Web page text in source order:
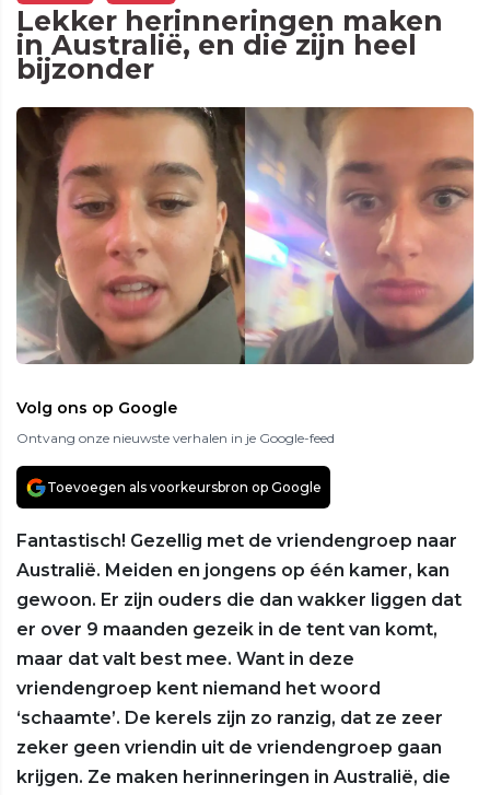
Lekker herinneringen maken
in Australië, en die zijn heel
bijzonder
Volg ons op Google
Ontvang onze nieuwste verhalen in je Google-feed
Toevoegen als voorkeursbron op Google
Fantastisch! Gezellig met de vriendengroep naar
Australië. Meiden en jongens op één kamer, kan
gewoon. Er zijn ouders die dan wakker liggen dat
er over 9 maanden gezeik in de tent van komt,
maar dat valt best mee. Want in deze
vriendengroep kent niemand het woord
‘schaamte’. De kerels zijn zo ranzig, dat ze zeer
zeker geen vriendin uit de vriendengroep gaan
krijgen. Ze maken herinneringen in Australië, die